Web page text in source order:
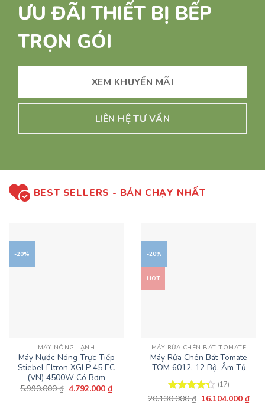
ƯU ĐÃI THIẾT BỊ BẾP
TRỌN GÓI
XEM KHUYẾN MÃI
LIÊN HỆ TƯ VẤN
BEST SELLERS - BÁN CHẠY NHẤT
-20%
MÁY NÓNG LẠNH
Máy Nước Nóng Trực Tiếp
Stiebel Eltron XGLP 45 EC
(VN) 4500W Có Bơm
5.990.000₫ Giá
4.792.000₫Giá
-20%
HOT
MÁY RỬA CHÉN BÁT TOMATE
Máy Rửa Chén Bát Tomate
TOM 6012, 12 Bộ, Âm Tủ
Được xếp
(17)
20.130.000₫ Giá
16.104.000₫Giá